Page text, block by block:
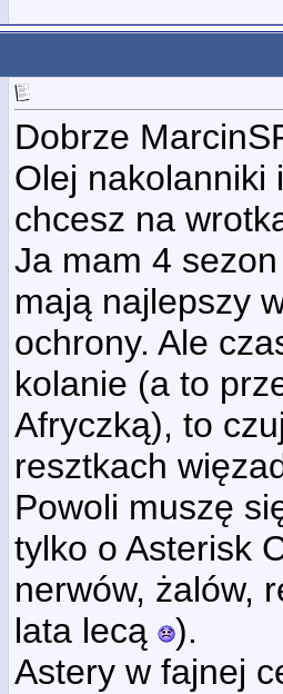
Dobrze
Olej nakolanniki
chcesz na
Ja mam 4
mają najlepszy
ochrony. Ale
kolanie (a to
Afryczką), to
resztkach
Powoli muszę
tylko o Asterisk
nerwów, żalów,
lata lecą
).
Astery w fajnej